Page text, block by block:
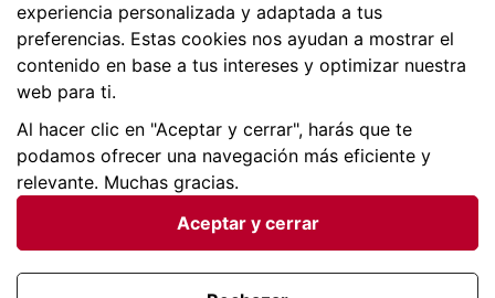
Condiciones generales |Privacidad de datos | Política
experiencia personalizada y adaptada a tus
preferencias. Estas cookies nos ayudan a mostrar el
contenido en base a tus intereses y optimizar nuestra
web para ti.
Al hacer clic en "Aceptar y cerrar", harás que te
podamos ofrecer una navegación más eficiente y
relevante. Muchas gracias.
Aceptar y cerrar